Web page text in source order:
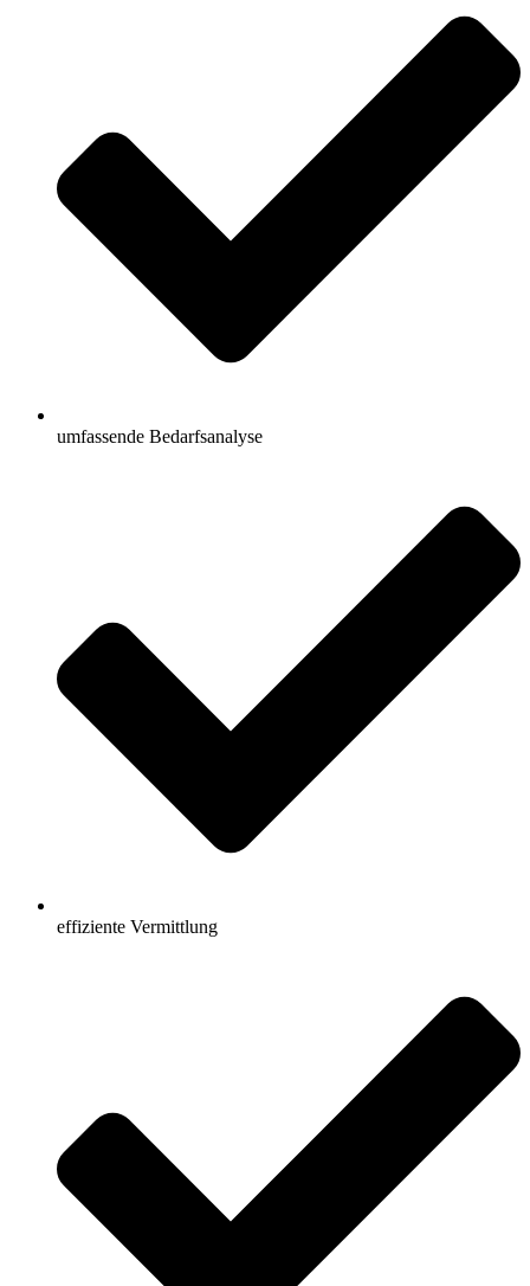
umfassende Bedarfsanalyse
effiziente Vermittlung